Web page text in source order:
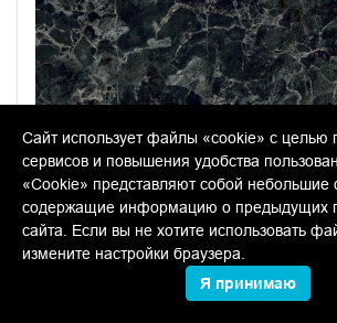
SG841002R Парнас
лаппатированный
керамогранит
Сайт использует файлы «cookie» с целью
сервисов и повышения удобства
«Cookie» представляют собой небольшие
содержащие информацию о предыдущих
сайта. Если вы не хотите использовать
измените настройки браузера.
Я принимаю